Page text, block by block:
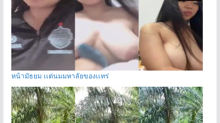
หน้ามัธยม เเต่นมมหาลัยของเเทร่